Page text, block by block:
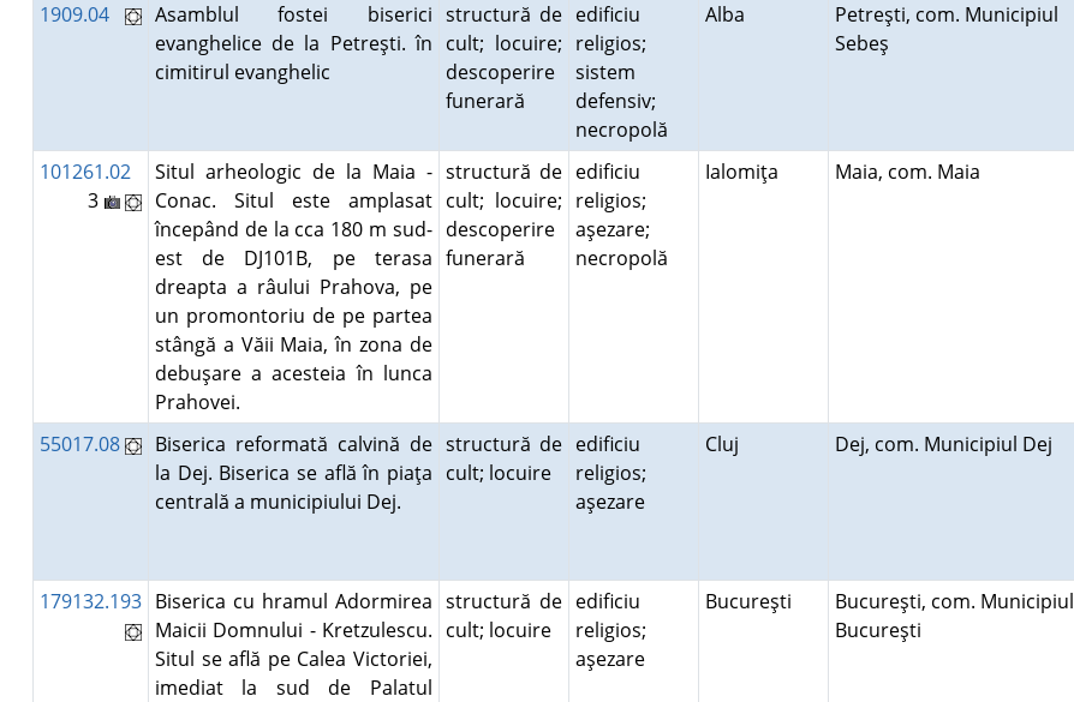
1909.04
Asamblul fostei biserici
evanghelice de la Petreşti. în
cimitirul evanghelic
structură de
cult; locuire;
descoperire
funerară
edificiu
religios;
sistem
defensiv;
necropolă
Alba
Petreşti, com. Municipiul
Sebeş
101261.02
3
Situl arheologic de la Maia -
Conac. Situl este amplasat
începând de la cca 180 m sud-
est de DJ101B, pe terasa
dreapta a râului Prahova, pe
un promontoriu de pe partea
stângă a Văii Maia, în zona de
debuşare a acesteia în lunca
Prahovei.
structură de
cult; locuire;
descoperire
funerară
edificiu
religios;
aşezare;
necropolă
Ialomiţa Maia, com. Maia
55017.08
Biserica reformată calvină de
la Dej. Biserica se află în piaţa
centrală a municipiului Dej.
structură de
cult; locuire
edificiu
religios;
aşezare
Cluj Dej, com. Municipiul Dej
179132.193 Biserica cu hramul Adormirea
Maicii Domnului - Kretzulescu.
Situl se află pe Calea Victoriei,
imediat la sud de Palatul
structură de
cult; locuire
edificiu
religios;
aşezare
Bucureşti
Bucureşti, com. Municipiul
Bucureşti